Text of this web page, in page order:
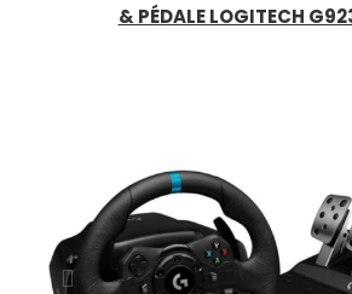
& PÉDALE LOGITECH